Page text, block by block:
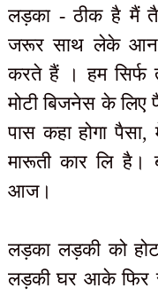
लड़का - ठीक है मैं
जरूर साथ लेके
करते हैं । हम सिर्फ
मोटी बिजनेस के
पास कहा होगा
मारूती कार लि
आज।
लड़का लड़की को
लड़की घर आके फिर